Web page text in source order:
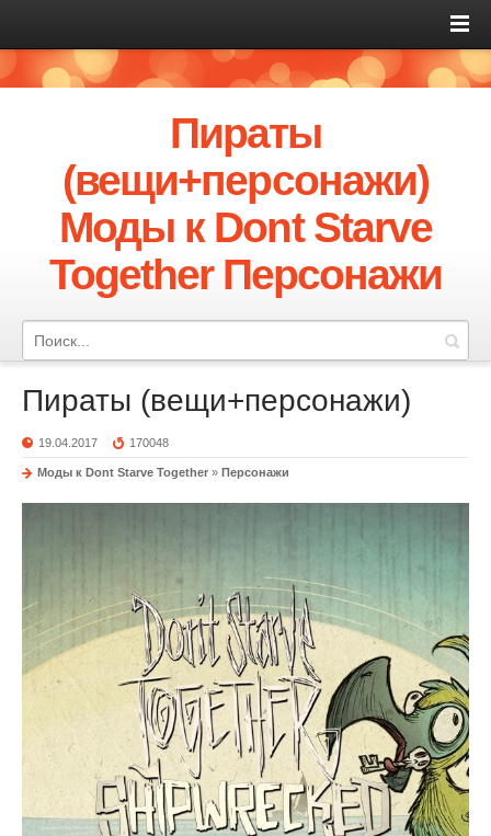
Пираты
(вещи+персонажи)
Моды к Dont Starve
Together Персонажи
Пираты (вещи+персонажи)
19.04.2017 170048
Моды к Dont Starve Together » Персонажи